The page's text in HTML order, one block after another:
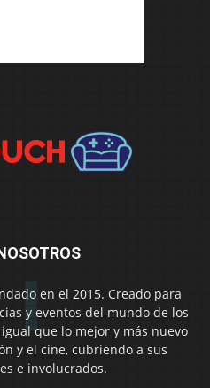
en el 2015. Creado para
y eventos del mundo de los
que lo mejor y más nuevo
y el cine, cubriendo a sus
e involucrados.